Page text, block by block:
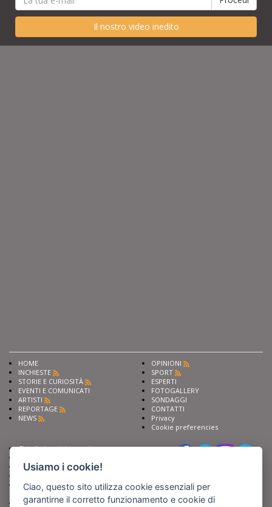
Il nostro video inedito
HOME
INCHIESTE
STORIE E CURIOSITÀ
EVENTI E COMUNICATI
ARTISTI
REPORTAGE
NEWS
OPINIONI
SPORT
ESPERTI
FOTOGALLERY
SONDAGGI
CONTATTI
Privacy
Cookie preferencies
Chiedi ai nostri esperti
Fai pubblicità con noi
Iscriviti al nostro corso di
giornalismo
Compra i nostri libri
Usiamo i cookie!
Ciao, questo sito utilizza cookie essenziali per
garantirne il corretto funzionamento e cookie di